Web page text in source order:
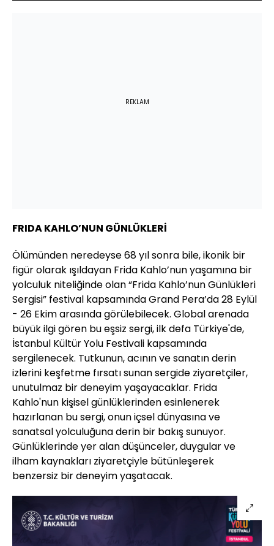
REKLAM
FRIDA KAHLO’NUN GÜNLÜKLERİ
Ölümünden neredeyse 68 yıl sonra bile, ikonik bir
figür olarak ışıldayan Frida Kahlo’nun yaşamına bir
yolculuk niteliğinde olan “Frida Kahlo’nun Günlükleri
Sergisi” festival kapsamında Grand Pera’da 28 Eylül
- 26 Ekim arasında görülebilecek. Global arenada
büyük ilgi gören bu eşsiz sergi, ilk defa Türkiye'de,
İstanbul Kültür Yolu Festivali kapsamında
sergilenecek. Tutkunun, acının ve sanatın derin
izlerini keşfetme fırsatı sunan sergide ziyaretçiler,
unutulmaz bir deneyim yaşayacaklar. Frida
Kahlo'nun kişisel günlüklerinden esinlenerek
hazırlanan bu sergi, onun içsel dünyasına ve
sanatsal yolculuğuna derin bir bakış sunuyor.
Günlüklerinde yer alan düşünceler, duygular ve
ilham kaynakları ziyaretçiyle bütünleşerek
benzersiz bir deneyim yaşatacak.